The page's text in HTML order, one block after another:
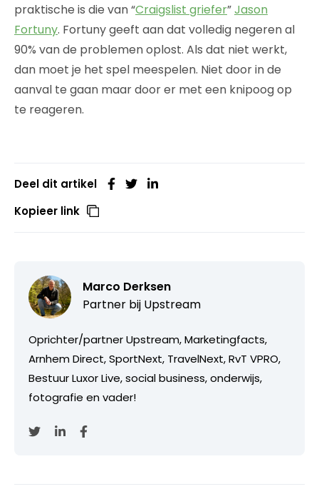
praktische is die van “Craigslist griefer”Jason
Fortuny. Fortuny geeft aan dat volledig negeren al
90% van de problemen oplost. Als dat niet werkt,
dan moet je het spel meespelen. Niet door in de
aanval te gaan maar door er met een knipoog op
te reageren.
Deel dit artikel
Kopieer link
Marco Derksen
Partner bij Upstream
Oprichter/partner Upstream, Marketingfacts,
Arnhem Direct, SportNext, TravelNext, RvT VPRO,
Bestuur Luxor Live, social business, onderwijs,
fotografie en vader!